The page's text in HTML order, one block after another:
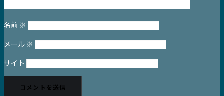
名前 ※
メール ※
サイト